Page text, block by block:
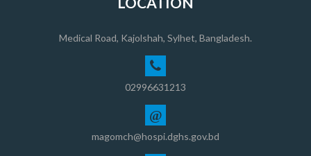
Medical Road, Kajolshah, Sylhet, Bangladesh.
02996631213
@
magomch@hospi.dghs.gov.bd